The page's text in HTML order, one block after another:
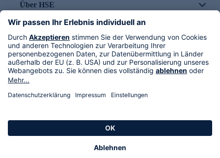
Über HSE
Im TV
HSE International